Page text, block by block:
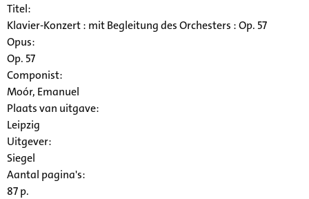
Titel:
Klavier-Konzert : mit Begleitung des Orchesters : Op. 57
Opus:
Op. 57
Componist:
Moór, Emanuel
Plaats van uitgave:
Leipzig
Uitgever:
Siegel
Aantal pagina's:
87 p.